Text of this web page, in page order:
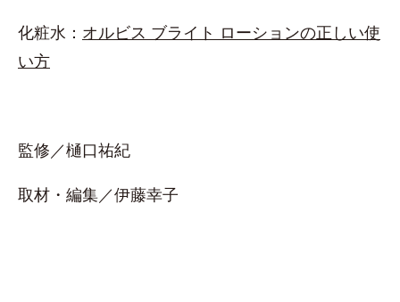
化粧水： オルビス ブライト ローションの正しい使
い方
監修／樋口祐紀
取材・編集／伊藤幸子